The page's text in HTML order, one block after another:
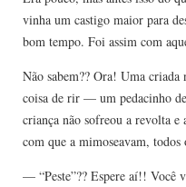
vinha um castigo maior para
bom tempo. Foi assim com
Não sabem?? Ora! Uma
coisa de rir — um pedacinho
criança não sofreou a revolta
com que a mimoseavam, todos
— “Peste”?? Espere aí!! Você